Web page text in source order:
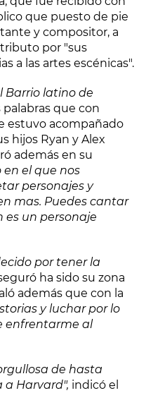
que puesto de pie
y compositor, a
por "sus
a las artes escénicas".
Barrio latino de
que con
estuvo acompañado
hijos Ryan y Alex
además en su
en el que nos
personajes y
mas. Puedes cantar
es un personaje
por tener la
ha sido su zona
además que con la
y luchar por lo
enfrentarme al
de hasta
a Harvard", indicó el